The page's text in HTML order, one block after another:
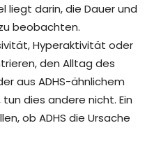
liegt darin, die Dauer und
beobachten.
Hyperaktivität oder
den Alltag des
aus ADHS-ähnlichem
dies andere nicht. Ein
ob ADHS die Ursache